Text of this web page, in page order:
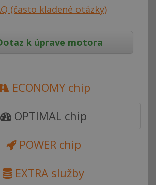
(často kladené otázky)
k úprave motora
ECONOMY chip
OPTIMAL chip
POWER chip
EXTRA služby